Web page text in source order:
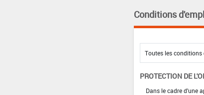
Conditions
PROTECTION DE
Dans le cadre d'une